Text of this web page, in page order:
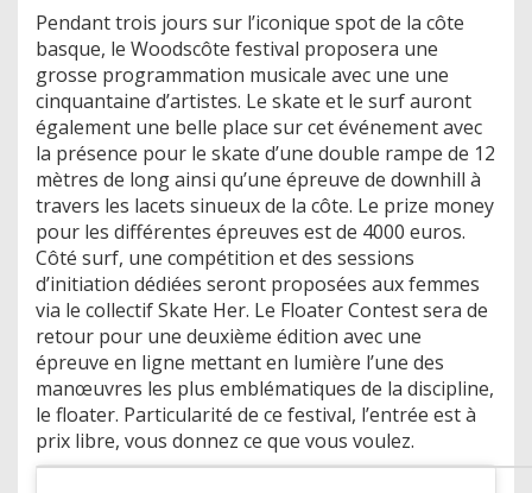
Pendant trois jours sur l’iconique spot de la côte
basque, le Woodscôte festival proposera une
grosse programmation musicale avec une une
cinquantaine d’artistes. Le skate et le surf auront
également une belle place sur cet événement avec
la présence pour le skate d’une double rampe de 12
mètres de long ainsi qu’une épreuve de downhill à
travers les lacets sinueux de la côte. Le prize money
pour les différentes épreuves est de 4000 euros.
Côté surf, une compétition et des sessions
d’initiation dédiées seront proposées aux femmes
via le collectif Skate Her. Le Floater Contest sera de
retour pour une deuxième édition avec une
épreuve en ligne mettant en lumière l’une des
manœuvres les plus emblématiques de la discipline,
le floater. Particularité de ce festival, l’entrée est à
prix libre, vous donnez ce que vous voulez.